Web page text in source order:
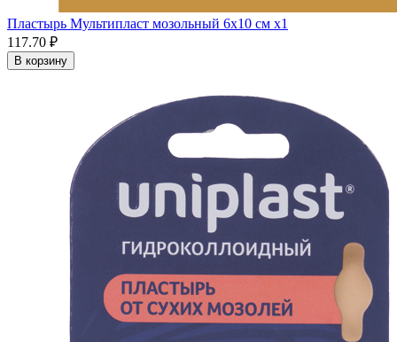
Пластырь Мультипласт мозольный 6х10 см x1
117.70 ₽
В корзину